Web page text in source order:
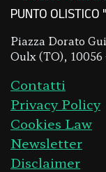
PUNTO
Piazza Dorato
Oulx (TO),
Contatti
Privacy Policy
Cookies Law
Newsletter
Disclaimer